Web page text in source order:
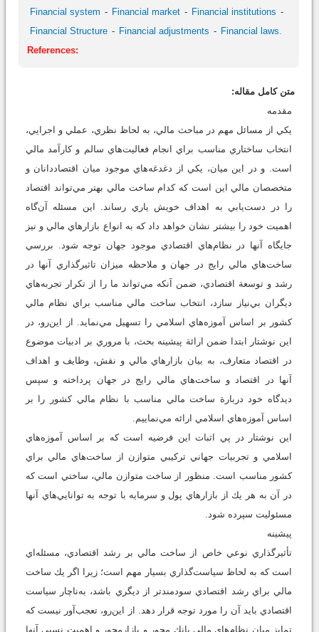
Financial system
Financial market
Financial institutions
Financial Structure
Financial adjustments
Financial laws.
References:
متن کامل مقاله:
مقدمه
يكي از مسائل مهم در مباحث مالي، به لحاظ نظري، عملي و اجرايي،
انتخاب ساختاري مناسب براي انجام فعاليت‌هاي سالم و كارآمد مالي
است. و در اين ميان، يكي از دغدغه‌هاي موجود ميان اقتصاددانان و
متخصصان مالي اين است كه كدام ساخت مالي بهتر مي‌تواند اقتصاد
را در دست‌يابي به اهداف خويش ياري رساند. اين مسئله آن‌گاه
اهميت خود را بيشتر نشان خواهد داد كه به انواع بازارهاي مالي و نيز
جايگاه آنها در نظام‌هاي اقتصادي موجود جهان توجه شود. بررسي
ساخت‌هاي مالي رايج در جهان و ملاحظه ميزان تاثيرگذاري آنها در
رشد و توسعة اقتصادي، ضمن آنكه مي‌تواند ما را از تكرار تجربه‌هاي
ديگران بي‌نياز سازد، انتخاب ساخت مالي مناسب براي نظام مالي
كشور بر اساس آموزه‌هاي اسلامي را تسهيل مي‌نمايد. از اين‌رو، در
اين نوشتار ابتدا ضمن ارائة پيشينه بحث، با مروري بر ادبيات موضوع
در اقتصاد متعارف، به بيان بازارهاي مالي و نقش، وظايف و اهداف
آنها در اقتصاد و ساخت‌هاي مالي رايج در جهان پرداخته و سپس
ديدگاه خود دربارة ساخت مالي مناسب با نظام مالي كشور را بر
اساس آموزه‌هاي اسلامي ارائه مي‌نماييم.
اين نوشتار در پي اثبات اين فرضيه است كه بر اساس آموزه‌هاي
اسلامي و تجربيات جهاني تركيبي متوازن از ساخت‌هاي مالي براي
كشور مناسب است. منظور از ساخت متوازن مالي، ساختي است كه
در آن به هر يك از بازارهاي پول و سرمايه با توجه به توانايي‌هاي آنها
مسئوليت سپرده شود.
پيشينه
تأثيرگذاري نوعي خاص از ساخت مالي بر رشد اقتصادي، مسئله‌اي‌
است كه به لحاظ سياست‌گذاري بسيار مهم است؛ زيرا اگر يك ساخت
مالي براي رشد اقتصادي سودمندتر از ديگري باشد، به‌ناچار سياست
اقتصادي بايد آن را مورد توجه قرار دهد. از اين‌رو، تعجب‌آور نيست كه
تمايز ميان نظام‌هاي مالي بانك محور و بازارمحور و اهميت نسبي آنها